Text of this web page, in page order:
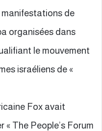
de
organisées dans
le mouvement
israéliens de «
Fox avait
« The People’s Forum